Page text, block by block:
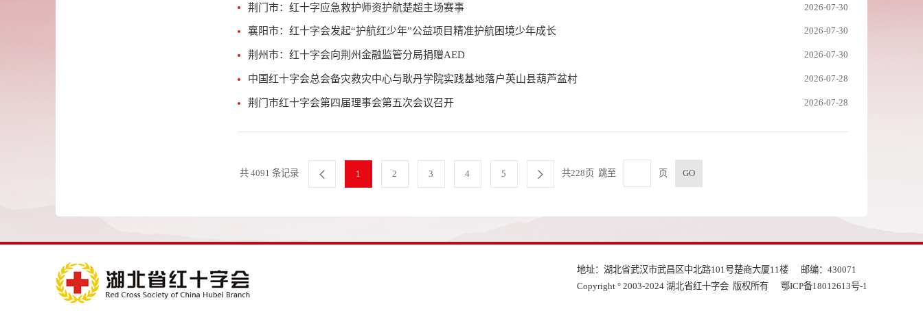
荆门市：红十字应急救护师资护航楚超主场赛事 2026-07-30
襄阳市：红十字会发起“护航红少年”公益项目精准护航困境少年成长 2026-07-30
荆州市：红十字会向荆州金融监管分局捐赠AED 2026-07-30
中国红十字会总会备灾救灾中心与耿丹学院实践基地落户英山县葫芦盆村 2026-07-28
荆门市红十字会第四届理事会第五次会议召开 2026-07-28
共 4091 条记录 1 2 3 4 5 共228页 跳至 页
地址：湖北省武汉市武昌区中北路101号楚商大厦11楼
邮编：430071
Copyright ° 2003-2024 湖北省红十字会 版权所有
鄂ICP备18012613号-1